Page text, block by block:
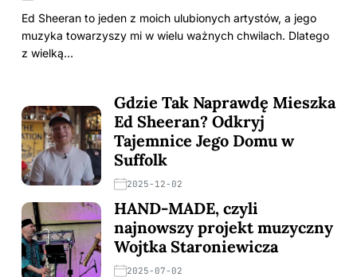
Ed Sheeran to jeden z moich ulubionych artystów, a jego
muzyka towarzyszy mi w wielu ważnych chwilach. Dlatego
z wielką…
Gdzie Tak Naprawdę Mieszka
Ed Sheeran? Odkryj
Tajemnice Jego Domu w
Suffolk
2025-12-02
HAND-MADE, czyli
najnowszy projekt muzyczny
Wojtka Staroniewicza
2025-07-02